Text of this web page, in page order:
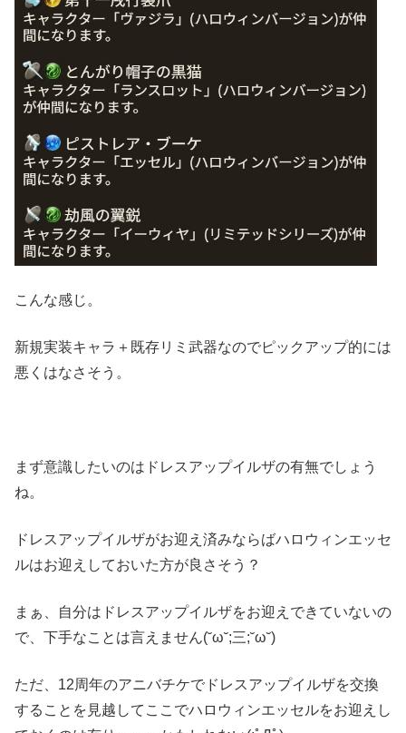
こんな感じ。
新規実装キャラ＋既存リミ武器なのでピックアップ的には
悪くはなさそう。
まず意識したいのはドレスアップイルザの有無でしょう
ね。
ドレスアップイルザがお迎え済みならばハロウィンエッセ
ルはお迎えしておいた方が良さそう？
まぁ、自分はドレスアップイルザをお迎えできていないの
で、下手なことは言えません(˘ω˘;三;˘ω˘)
ただ、12周年のアニバチケでドレスアップイルザを交換
することを見越してここでハロウィンエッセルをお迎えし